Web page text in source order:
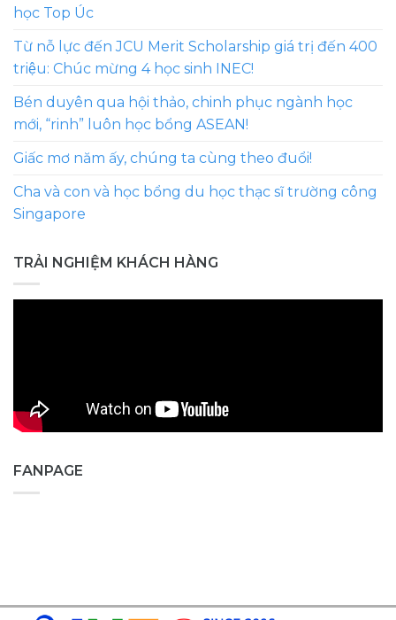
học Top Úc
Từ nỗ lực đến JCU Merit Scholarship giá trị đến 400
triệu: Chúc mừng 4 học sinh INEC!
Bén duyên qua hội thảo, chinh phục ngành học
mới, “rinh” luôn học bổng ASEAN!
Giấc mơ năm ấy, chúng ta cùng theo đuổi!
Cha và con và học bổng du học thạc sĩ trường công
Singapore
TRẢI NGHIỆM KHÁCH HÀNG
FANPAGE